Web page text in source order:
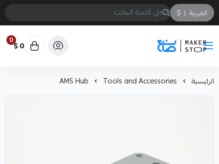
العربية |
$
صانع
0 0 $
الرئيسية Tools and Accessories
AMS Hub